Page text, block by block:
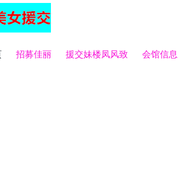
招募佳丽 援交妹楼凤风致 会馆信息